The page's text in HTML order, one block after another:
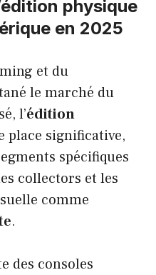
physique
en 2025
et du
le marché du
l’édition
place significative,
spécifiques
collectors et les
comme
.
des consoles